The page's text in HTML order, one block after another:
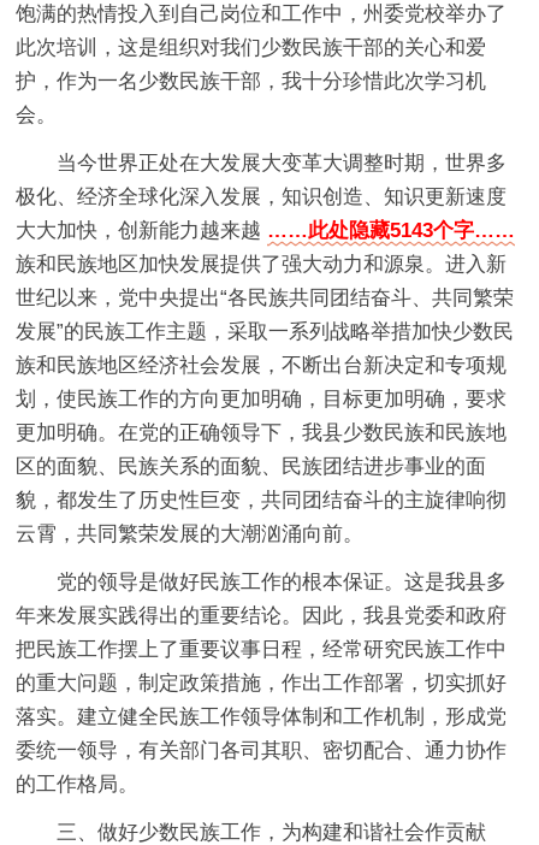
饱满的热情投入到自己岗位和工作中，州委党校举办了
此次培训，这是组织对我们少数民族干部的关心和爱
护，作为一名少数民族干部，我十分珍惜此次学习机
会。
当今世界正处在大发展大变革大调整时期，世界多
极化、经济全球化深入发展，知识创造、知识更新速度
大大加快，创新能力越来越 ……此处隐藏5143个字……
族和民族地区加快发展提供了强大动力和源泉。进入新
世纪以来，党中央提出“各民族共同团结奋斗、共同繁荣
发展”的民族工作主题，采取一系列战略举措加快少数民
族和民族地区经济社会发展，不断出台新决定和专项规
划，使民族工作的方向更加明确，目标更加明确，要求
更加明确。在党的正确领导下，我县少数民族和民族地
区的面貌、民族关系的面貌、民族团结进步事业的面
貌，都发生了历史性巨变，共同团结奋斗的主旋律响彻
云霄，共同繁荣发展的大潮汹涌向前。
党的领导是做好民族工作的根本保证。这是我县多
年来发展实践得出的重要结论。因此，我县党委和政府
把民族工作摆上了重要议事日程，经常研究民族工作中
的重大问题，制定政策措施，作出工作部署，切实抓好
落实。建立健全民族工作领导体制和工作机制，形成党
委统一领导，有关部门各司其职、密切配合、通力协作
的工作格局。
三、做好少数民族工作，为构建和谐社会作贡献